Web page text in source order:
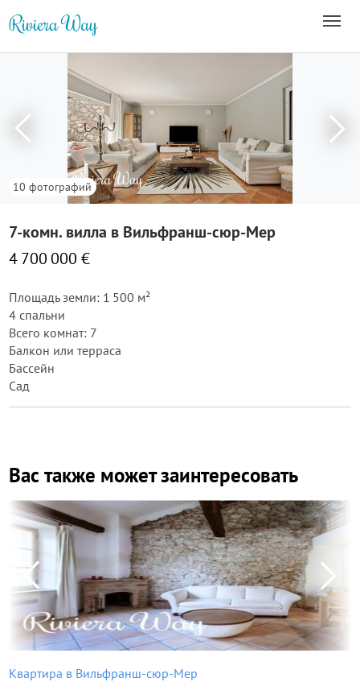
10 фотографий
7-комн. вилла в Вильфранш-сюр-Мер
4 700 000 €
Площадь земли: 1 500 м²
4 спальни
Всего комнат: 7
Балкон или терраса
Бассейн
Сад
Вас также может заинтересовать
Квартира в Вильфранш-сюр-Мер